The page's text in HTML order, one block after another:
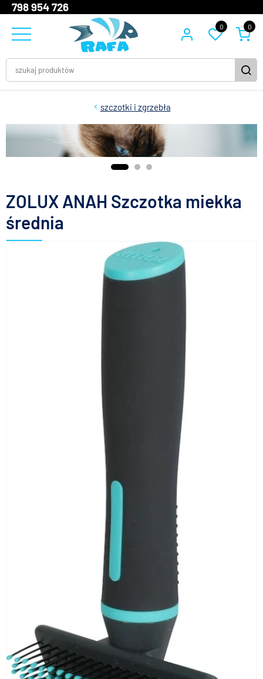
798 954 726
0 0
szczotki i zgrzebła
ZOLUX ANAH Szczotka miekka
średnia